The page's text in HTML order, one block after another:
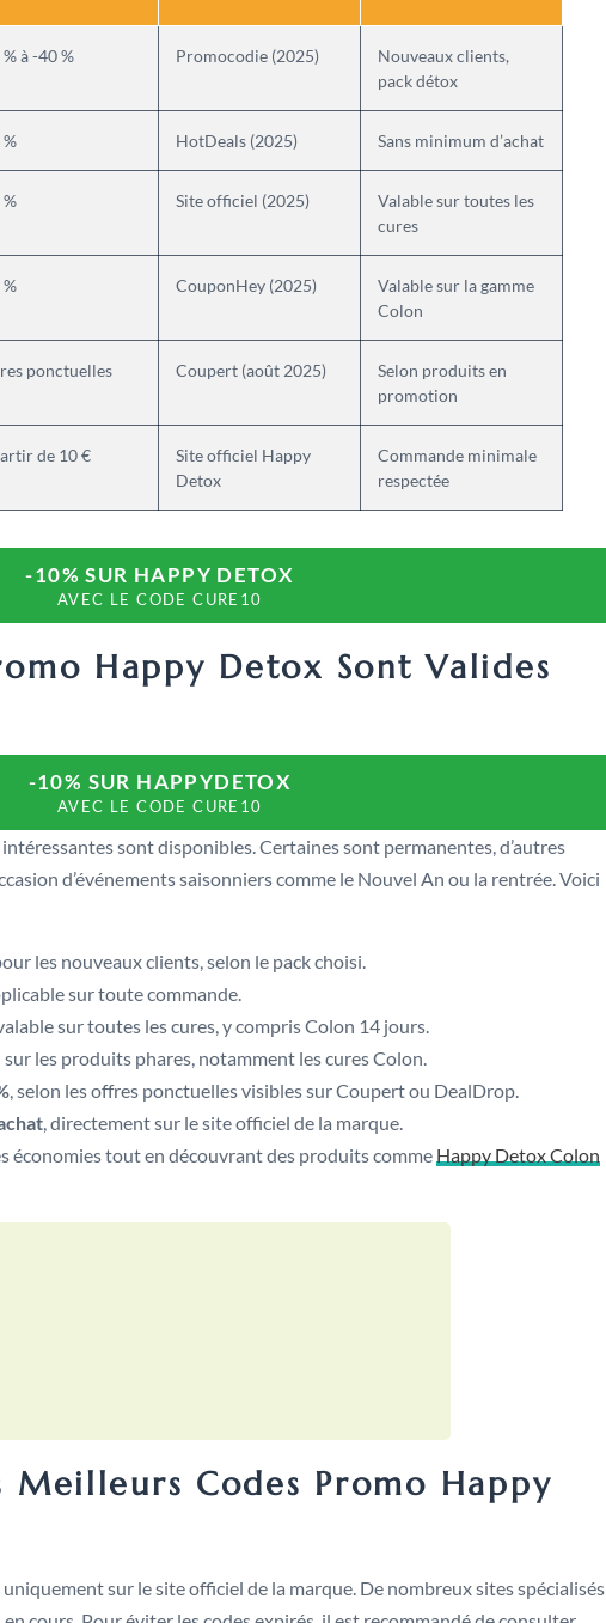
à -40 % Promocodie (2025)
Nouveaux clients,
pack détox
HotDeals (2025) Sans minimum d’achat
Site officiel (2025)
Valable sur toutes les
cures
CouponHey (2025)
Valable sur la gamme
Colon
ponctuelles Coupert (août 2025)
Selon produits en
promotion
de 10 €
Site officiel Happy
Detox
Commande minimale
respectée
-10% SUR HAPPY DETOX
AVEC LE CODE CURE10
Happy Detox Sont Valides
-10% SUR HAPPYDETOX
AVEC LE CODE CURE10
sont disponibles. Certaines sont permanentes, d’autres
d’événements saisonniers comme le Nouvel An ou la rentrée. Voici
les nouveaux clients, selon le pack choisi.
sur toute commande.
sur toutes les cures, y compris Colon 14 jours.
les produits phares, notamment les cures Colon.
, selon les offres ponctuelles visibles sur Coupert ou DealDrop.
, directement sur le site officiel de la marque.
économies tout en découvrant des produits comme Happy Detox Colon
Meilleurs Codes Promo Happy
sur le site officiel de la marque. De nombreux sites spécialisés